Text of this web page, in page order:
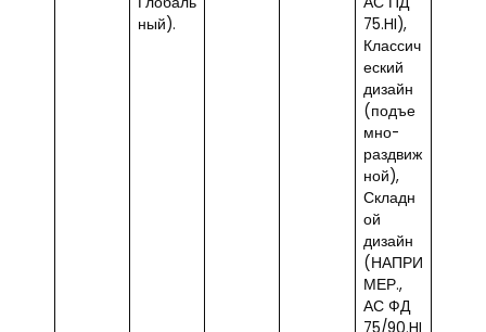
ный).
75.HI),
Классич
еский
дизайн
(подъе
мно-
раздвиж
ной),
Складн
ой
дизайн
(НАПРИ
МЕР.,
АС ФД